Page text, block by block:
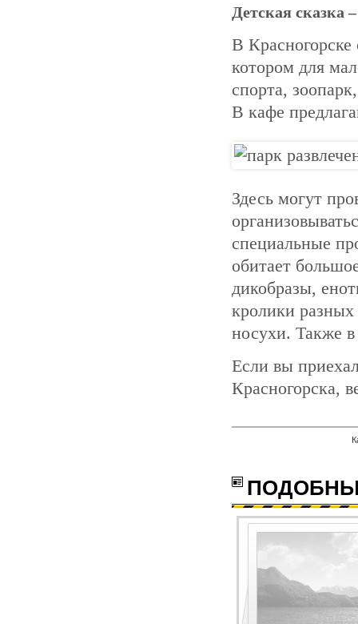
Детская сказка
В Красногорске
котором для
спорта,
В кафе
Здесь могут
специальные
обитает
дикобразы,
кролики
носухи. Также
Если вы
Красногорска,